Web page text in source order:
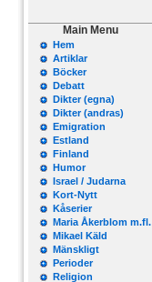
Main Menu
Hem
Artiklar
Böcker
Debatt
Dikter (egna)
Dikter (andras)
Emigration
Estland
Finland
Humor
Israel / Judarna
Kort-Nytt
Kåserier
Maria Åkerblom m.fl.
Mikael Käld
Mänskligt
Perioder
Religion